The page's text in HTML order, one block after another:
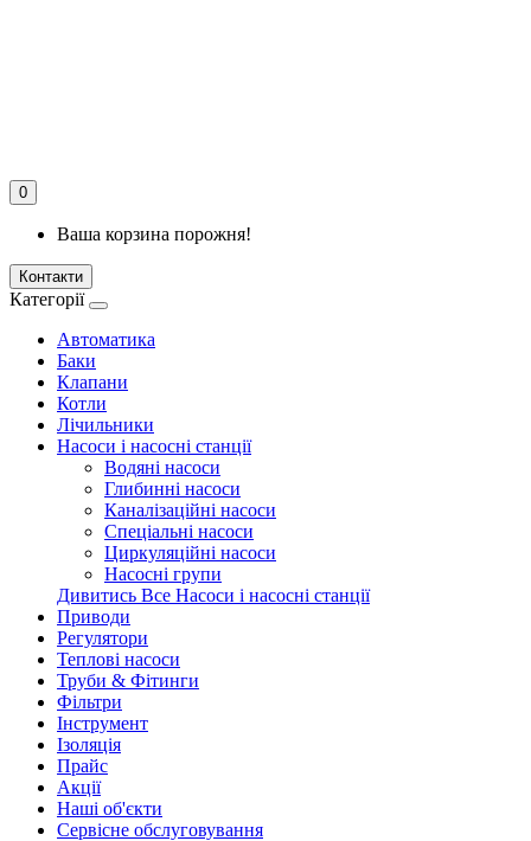
0
Ваша корзина порожня!
Контакти
Категорії
Автоматика
Баки
Клапани
Котли
Лічильники
Насоси і насосні станції
Водяні насоси
Глибинні насоси
Каналізаційні насоси
Спеціальні насоси
Циркуляційні насоси
Насосні групи
Дивитись Все Насоси і насосні станції
Приводи
Регулятори
Теплові насоси
Труби & Фітинги
Фільтри
Інструмент
Ізоляція
Прайс
Акції
Наші об'єкти
Сервісне обслуговування